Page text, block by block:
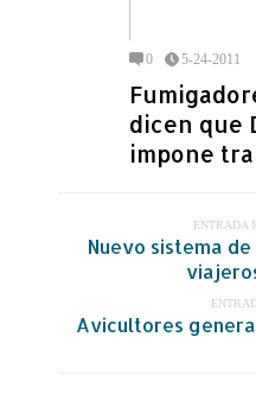
0 5-24-2011
dicen que
impone
ENTRADA
Nuevo sistema
Avicultores